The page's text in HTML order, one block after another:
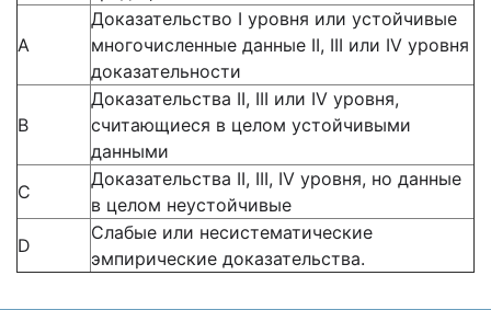
А
Доказательство I уровня или устойчивые
многочисленные данные II, III или IV уровня
доказательности
B
Доказательства II, III или IV уровня,
считающиеся в целом устойчивыми
данными
C
Доказательства II, III, IV уровня, но данные
в целом неустойчивые
D
Слабые или несистематические
эмпирические доказательства.